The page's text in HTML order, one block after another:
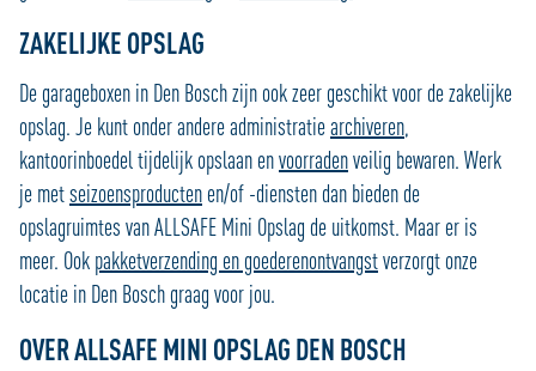
ZAKELIJKE OPSLAG
De garageboxen in Den Bosch zijn ook zeer geschikt voor de zakelijke
opslag. Je kunt onder andere administratiearchiveren,
kantoorinboedel tijdelijk opslaan envoorradenveilig bewaren. Werk
je metseizoensproductenen/of -diensten dan bieden de
opslagruimtes van ALLSAFE Mini Opslag de uitkomst. Maar er is
meer. Ook pakketverzending en goederenontvangstverzorgt onze
locatie in Den Bosch graag voor jou.
OVER ALLSAFE MINI OPSLAG DEN BOSCH